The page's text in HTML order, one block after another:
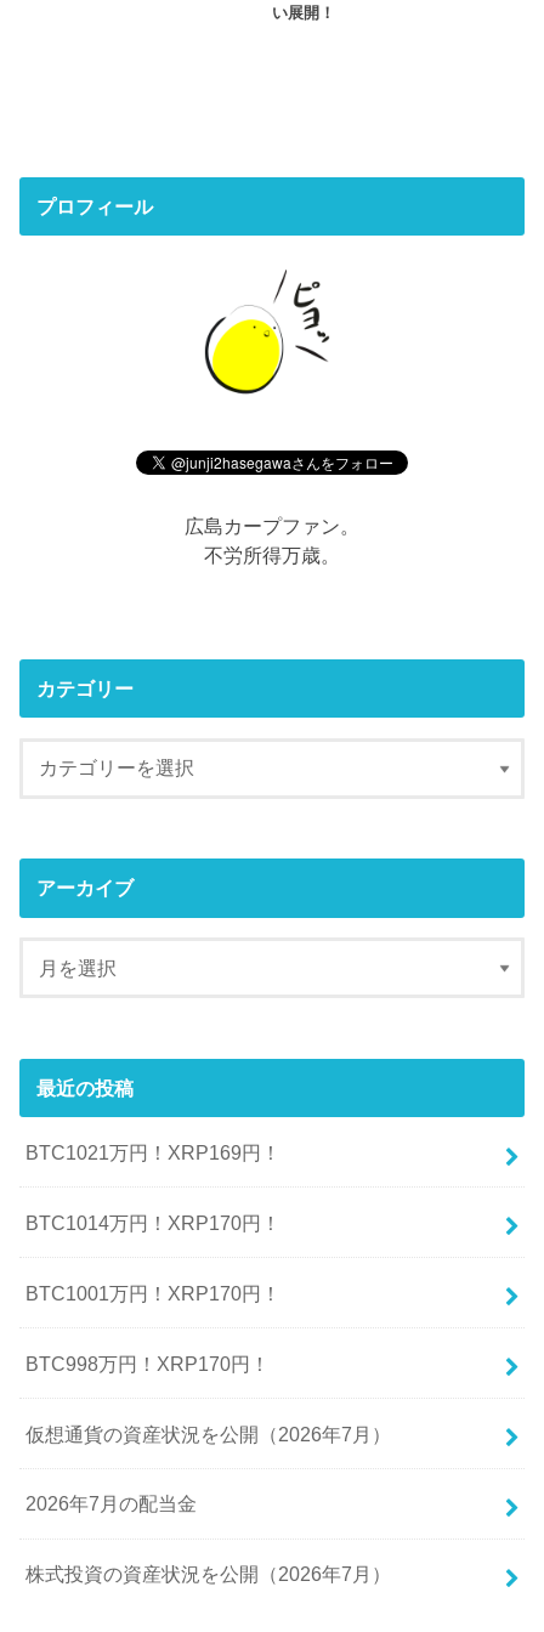
い展開！
プロフィール
広島カープファン。
不労所得万歳。
カテゴリー
アーカイブ
最近の投稿
BTC1021万円！XRP169円！
BTC1014万円！XRP170円！
BTC1001万円！XRP170円！
BTC998万円！XRP170円！
仮想通貨の資産状況を公開（2026年7月）
2026年7月の配当金
株式投資の資産状況を公開（2026年7月）